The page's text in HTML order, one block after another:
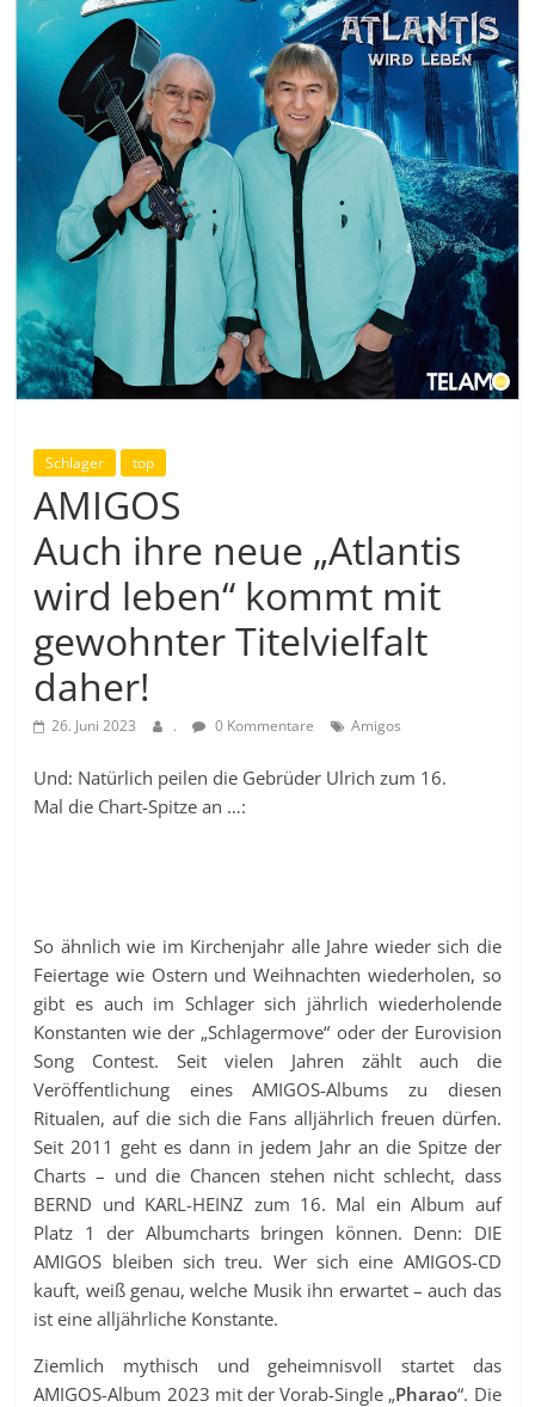
Schlager top
AMIGOS
Auch ihre neue „Atlantis
wird leben“ kommt mit
gewohnter Titelvielfalt
daher!
26. Juni 2023 . 0 Kommentare Amigos
Und: Natürlich peilen die Gebrüder Ulrich zum 16.
Mal die Chart-Spitze an …:
So ähnlich wie im Kirchenjahr alle Jahre wieder sich die
Feiertage wie Ostern und Weihnachten wiederholen, so
gibt es auch im Schlager sich jährlich wiederholende
Konstanten wie der „Schlagermove“ oder der Eurovision
Song Contest. Seit vielen Jahren zählt auch die
Veröffentlichung eines AMIGOS-Albums zu diesen
Ritualen, auf die sich die Fans alljährlich freuen dürfen.
Seit 2011 geht es dann in jedem Jahr an die Spitze der
Charts – und die Chancen stehen nicht schlecht, dass
BERND und KARL-HEINZ zum 16. Mal ein Album auf
Platz 1 der Albumcharts bringen können. Denn: DIE
AMIGOS bleiben sich treu. Wer sich eine AMIGOS-CD
kauft, weiß genau, welche Musik ihn erwartet – auch das
ist eine alljährliche Konstante.
Ziemlich mythisch und geheimnisvoll startet das
AMIGOS-Album 2023 mit der Vorab-Single „Pharao“. Die